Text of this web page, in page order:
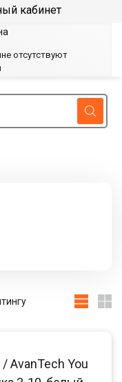
AvanTech You
кабинет
отсутствуют